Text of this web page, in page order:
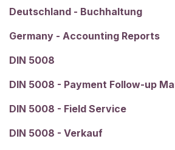
Deutschland - Buchhaltung
Germany - Accounting Reports
DIN 5008
DIN 5008 - Payment Follow-up
DIN 5008 - Field Service
DIN 5008 - Verkauf